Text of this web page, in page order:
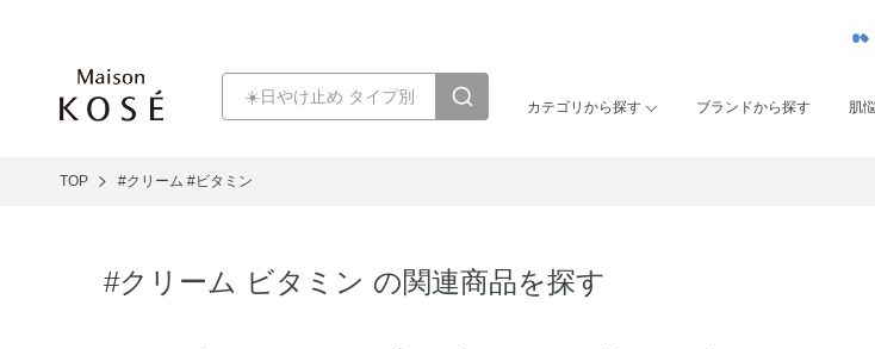
カテゴリから探す ブランドから探す 肌
TOP #クリーム #ビタミン
#クリーム ビタミン の関連商品を探す